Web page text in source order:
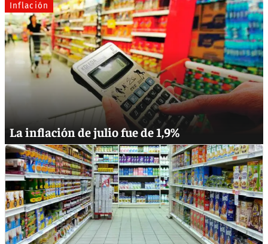
Inflación
La inflación de julio fue de 1,9%